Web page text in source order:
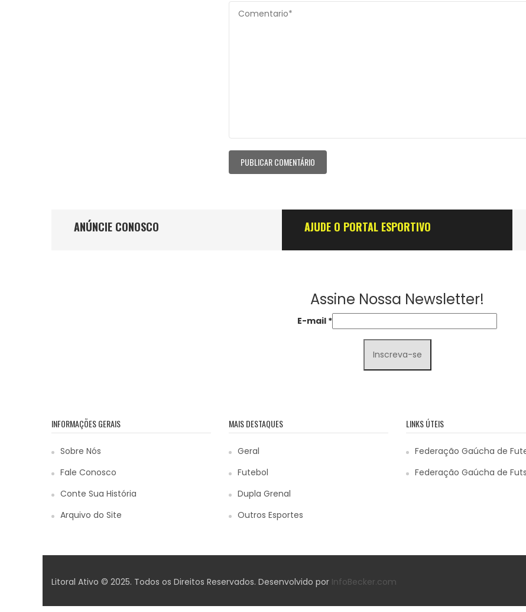
ANÚNCIE CONOSCO AJUDE O PORTAL ESPORTIVO
Assine Nossa Newsletter!
E-mail *
INFORMAÇÕES GERAIS
Sobre Nós
Fale Conosco
Conte Sua História
Arquivo do Site
MAIS DESTAQUES
Geral
Futebol
Dupla Grenal
Outros Esportes
LINKS ÚTEIS
Federação Gaúcha de
Federação Gaúcha de
Litoral Ativo © 2025. Todos os Direitos Reservados. Desenvolvido por InfoBecker.com